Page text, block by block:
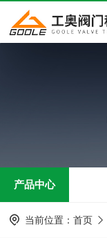
产品中心
当前位置： 首页